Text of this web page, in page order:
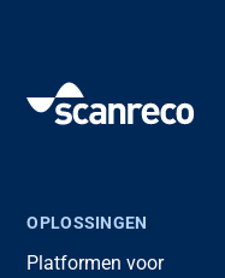
OPLOSSINGEN
Platformen voor